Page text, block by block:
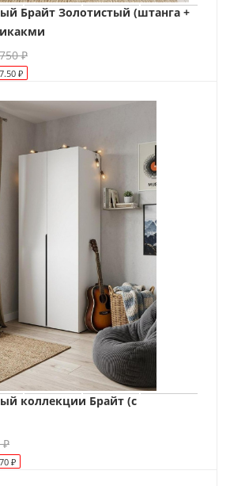
Брайт Золотистый (штанга +
₽
₽
коллекции Брайт (с
₽
₽